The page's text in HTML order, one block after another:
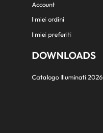
Account
I miei ordini
I miei preferiti
DOWNLOADS
Catalogo Illuminati 2026